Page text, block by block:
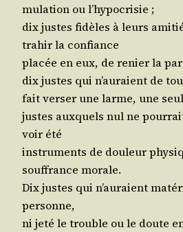
mu­la­tion ou l’hypocrisie ;
dix justes fidèles à leurs
tra­hir la confiance
pla­cée en eux, de renier la
dix justes qui n’au­raient de
fait ver­ser une larme, une
justes aux­quels nul ne
voir été
ins­tru­ments de dou­leur
souf­france morale.
Dix justes qui n’au­raient
personne,
ni jeté le trouble ou le doute